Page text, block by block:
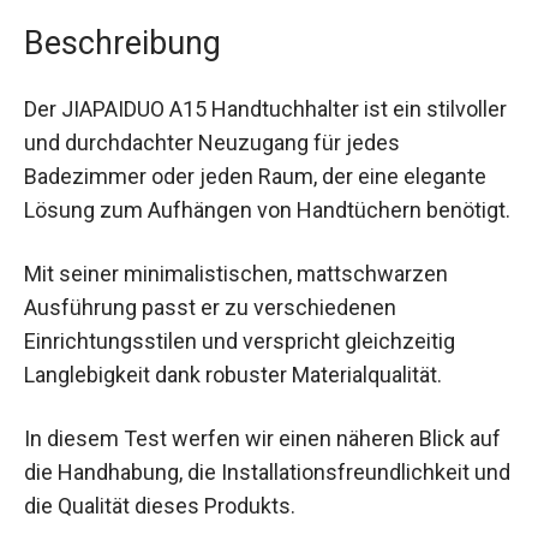
Beschreibung
Der JIAPAIDUO A15 Handtuchhalter ist ein stilvoller
und durchdachter Neuzugang für jedes
Badezimmer oder jeden Raum, der eine elegante
Lösung zum Aufhängen von Handtüchern benötigt.
Mit seiner minimalistischen, mattschwarzen
Ausführung passt er zu verschiedenen
Einrichtungsstilen und verspricht gleichzeitig
Langlebigkeit dank robuster Materialqualität.
In diesem Test werfen wir einen näheren Blick auf
die Handhabung, die Installationsfreundlichkeit und
die Qualität dieses Produkts.